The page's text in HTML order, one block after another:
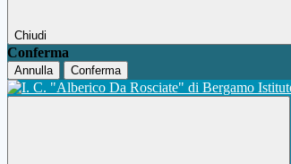
Chiudi
Conferma
Annulla Conferma